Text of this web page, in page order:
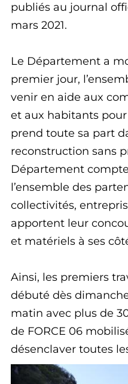
publiés au journal
mars 2021.
Le Département a
premier jour,
venir en aide aux
et aux habitants
prend toute sa part
reconstruction sans
Département
l’ensemble des
collectivités,
apportent leur
et matériels à ses
Ainsi, les premiers
débuté dès
matin avec plus de
de FORCE 06
désenclaver toutes